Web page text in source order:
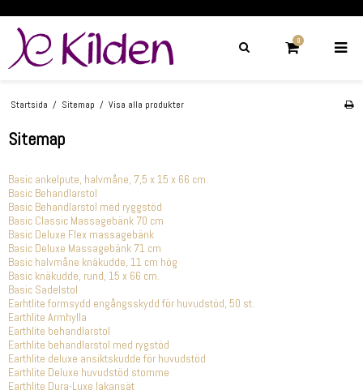
0
Startsida / Sitemap / Visa alla produkter
Sitemap
Basic ankelpute, halvmåne, 7,5 x 15 x 66 cm.
Basic Behandlarstol
Basic Behandlarstol med ryggstöd
Basic Classic Massagebänk 70 cm
Basic Deluxe Flex massagebänk
Basic Deluxe Massagebänk 71 cm
Basic halvmåne knäkudde, 11 cm hög
Basic knäkudde, rund, 15 x 66 cm.
Basic Sadelstol
Earhtlite formsydd engångsskydd för huvudstöd, 50 st.
Earthlite Armhylla
Earthlite behandlarstol
Earthlite behandlarstol med rygstöd
Earthlite deluxe ansiktskudde för huvudstöd
Earthlite Deluxe huvudstöd stomme
Earthlite Dura-Luxe lakansät